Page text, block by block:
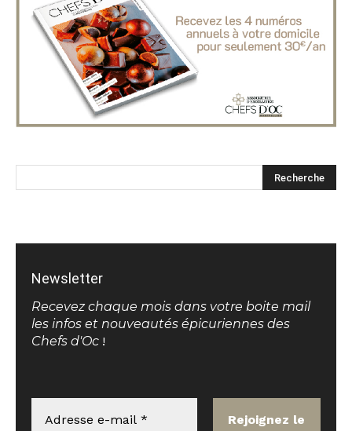
Newsletter
Recevez chaque mois dans votre boite mail
les infos et nouveautés épicuriennes des
Chefs d'Oc !